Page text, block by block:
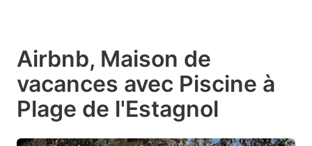
Airbnb, Maison de
vacances avec Piscine à
Plage de l'Estagnol